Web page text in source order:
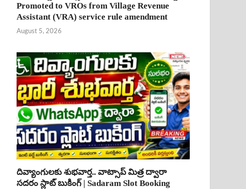
Promoted to VROs from Village Revenue
Assistant (VRA) service rule amendment
August 5, 2026
దివ్యాంగులకు శుభవార్త.. వాట్సాప్ మిత్ర ద్వారా
సదరం స్లాట్ బుకింగ్ | Sadaram Slot Booking